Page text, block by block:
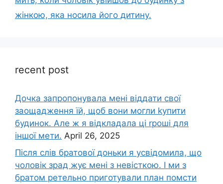
жінкою, яка носила його дитину.
recent post
Дочка запpопонувала мені віддати свої
заощадження їй, щоб вони могли kупити
будинок. Але ж я відкладала ці rроші для
іншої мети. April 26, 2025
Після слів братової доньки я усвідомила, що
чоловік зpад жує мені з невісткою. І ми з
братом ретельно приготували план помсти